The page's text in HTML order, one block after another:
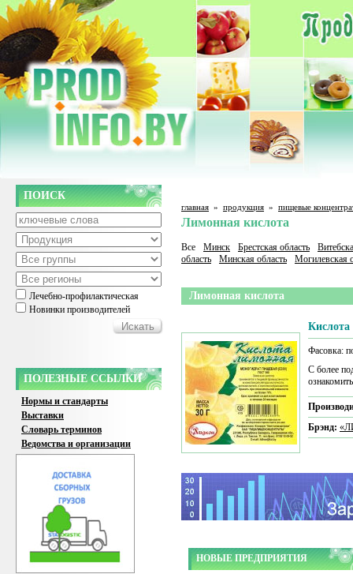
ПОИСК
Лечебно-профилактическая
Новинки производителей
ПОЛЕЗНЫЕ ССЫЛКИ
Нормы и стандарты
Выставки
Словарь терминов
Ведомства и организации
главная » продукция » пищевые
Лимонная кислота
Все Минск Брестская область
область
Минская область Могилевская
Лимонная кислота
Фасовка:
С более
Брэнд:
НОВЫЕ ПРЕДПРИЯТИЯ